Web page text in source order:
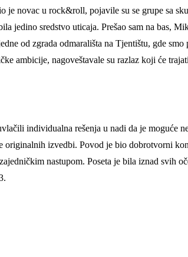
novac u rock&roll, pojavile su se grupe sa
jedino sredstvo uticaja. Prešao sam na bas,
od zgrada odmarališta na Tjentištu, gde
ambicije, nagoveštavale su razlaz koji će
individualna rešenja u nadi da je moguće
originalnih izvedbi. Povod je bio dobrotvorni
nastupom. Poseta je bila iznad svih